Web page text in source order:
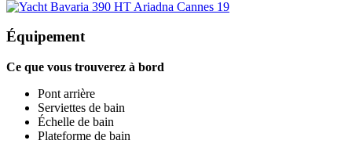
Équipement
Ce que vous trouverez à bord
Pont arrière
Serviettes de bain
Échelle de bain
Plateforme de bain